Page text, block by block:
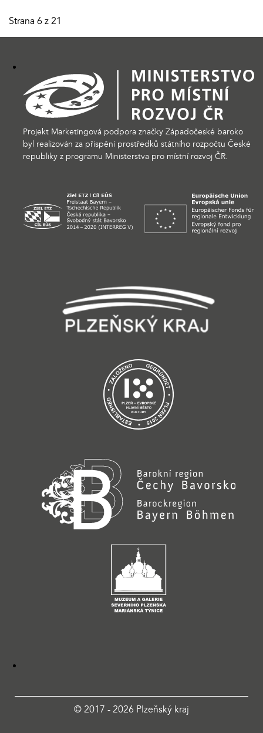
Strana 6 z 21
Projekt Marketingová podpora značky Západočeské baroko
byl realizován za přispění prostředků státního rozpočtu České
republiky z programu Ministerstva pro místní rozvoj ČR.
© 2017 - 2026 Plzeňský kraj